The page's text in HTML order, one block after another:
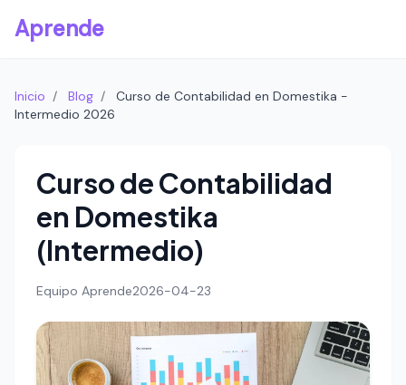
Aprende
Inicio / Blog /
Curso de Contabilidad en Domestika -
Intermedio 2026
Curso de Contabilidad
en Domestika
(Intermedio)
Equipo Aprende2026-04-23